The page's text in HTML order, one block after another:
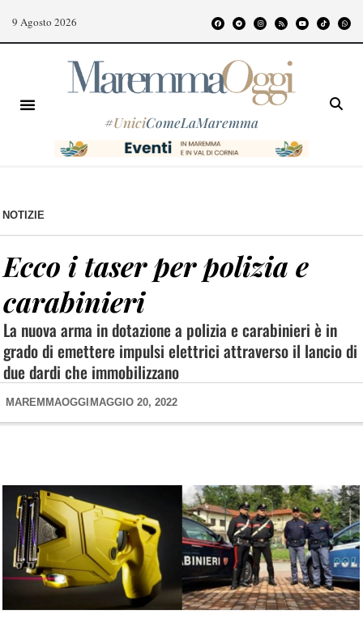
9 Agosto 2026
#UniciComeLaMaremma
NOTIZIE
Ecco i taser per polizia e
carabinieri
La nuova arma in dotazione a polizia e carabinieri è in
grado di emettere impulsi elettrici attraverso il lancio di
due dardi che immobilizzano
MAREMMAOGGI MAGGIO 20, 2022